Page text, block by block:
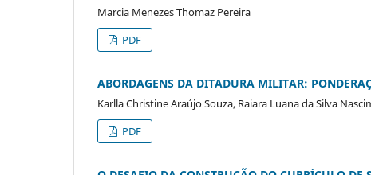
Marcia Menezes Thomaz Pereira
PDF
ABORDAGENS DA DITADURA MILITAR:
Karlla Christine Araújo Souza, Raiara Luana da Silva
PDF